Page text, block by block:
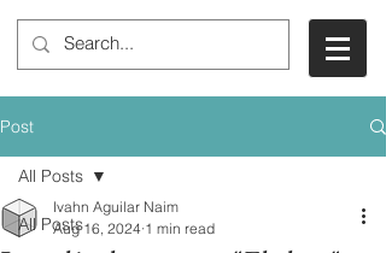
Post
All Posts
All Posts
Ivahn Aguilar Naim
Aug 16, 2024 1 min read